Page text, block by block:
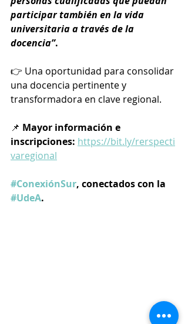
participar también en la vida
universitaria a través de la
docencia”.
👉 Una oportunidad para consolidar
una docencia pertinente y
transformadora en clave regional.
📌 Mayor información e
inscripciones: https://bit.ly/rerspecti
varegional
#ConexiónSur, conectados con la
#UdeA.